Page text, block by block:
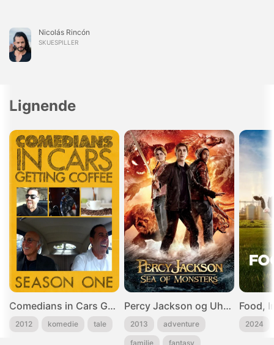
Nicolás Rincón
SKUESPILLER
Lignende
Comedians in Cars Getting Coffee - 8
2012 komedie tale
Percy Jackson og Uhyrernes hav
2013 adventure
familie fantasy
Food,
2024